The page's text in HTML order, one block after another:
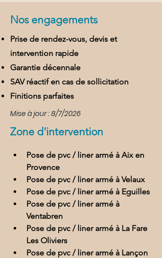
Nos engagements
Prise de rendez-vous, devis et
intervention rapide
Garantie décennale
SAV réactif en cas de sollicitation
Finitions parfaites
Mise à jour : 8/7/2026
Zone d'intervention
Pose de pvc / liner armé à Aix en
Provence
Pose de pvc / liner armé à Velaux
Pose de pvc / liner armé à Eguilles
Pose de pvc / liner armé à
Ventabren
Pose de pvc / liner armé à La Fare
Les Oliviers
Pose de pvc / liner armé à Lançon